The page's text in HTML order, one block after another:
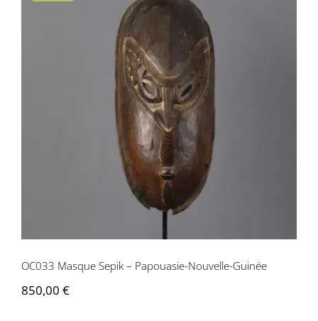
OC033 Masque Sepik – Papouasie-
Nouvelle-Guinée
OC033 Masque Sepik – Papouasie-Nouvelle-Guinée
850,00 €